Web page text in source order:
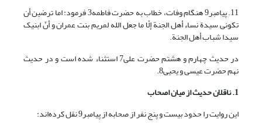
11. پیامبر9 هنگام وفات، خطاب به حضرت فاطمه3 فرمود: اما ترضین أن
تکونی سیدة نساء أهل الجنة إلّا ما جعل الله لمریم بنت عمران و أنّ ابنیک
سیدا شباب أهل الجنة.
در حدیث چهارم و هشتم حضرت علی7 استثناء شده است و در حدیث
نهم حضرت عیسی و یحیی8.
1. ناقلان حدیث از میان اصحاب
این روایت را حدود بیست و پنج نفر از صحابه از پیامبر9 نقل کرده‌اند: